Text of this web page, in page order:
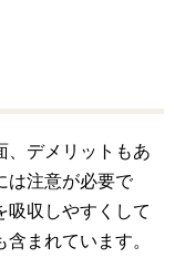
、デメリットもあ
は注意が必要で
吸収しやすくして
まれています。